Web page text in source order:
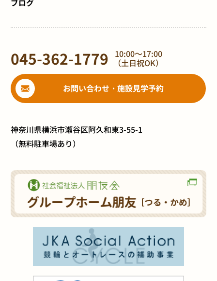
045-362-1779 10:00～17:00
（土日祝OK）
お問い合わせ・施設見学予約
神奈川県横浜市瀬谷区阿久和東3-55-1
（無料駐車場あり）